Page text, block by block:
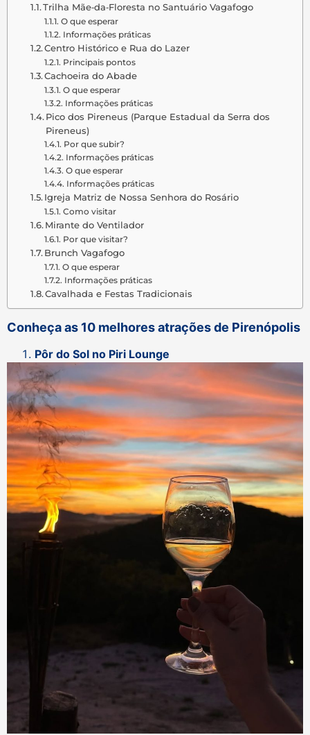
Trilha Mãe‑da‑Floresta no Santuário Vagafogo
O que esperar
Informações práticas
Centro Histórico e Rua do Lazer
Principais pontos
Cachoeira do Abade
O que esperar
Informações práticas
Pico dos Pireneus (Parque Estadual da Serra dos
Pireneus)
Por que subir?
Informações práticas
O que esperar
Informações práticas
Igreja Matriz de Nossa Senhora do Rosário
Como visitar
Mirante do Ventilador
Por que visitar?
Brunch Vagafogo
O que esperar
Informações práticas
Cavalhada e Festas Tradicionais
Conheça as 10 melhores atrações de Pirenópolis
Pôr do Sol no Piri Lounge